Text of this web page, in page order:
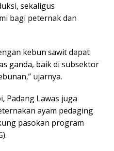
sekaligus
bagi peternak dan
kebun sawit dapat
ganda, baik di subsektor
ujarnya.
Padang Lawas juga
ayam pedaging
pasokan program